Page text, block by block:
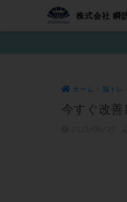
株式会社 瞬
ホーム 脳トレ
今すぐ改善